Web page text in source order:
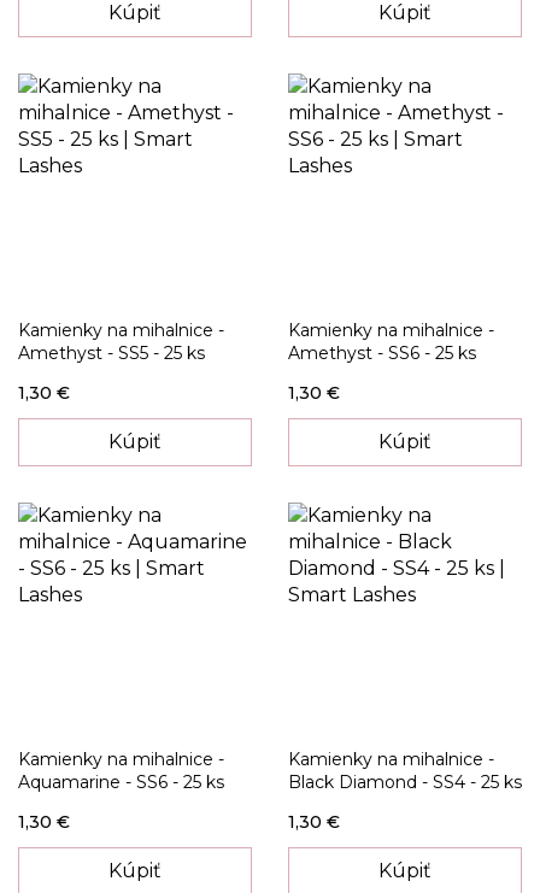
Kúpiť Kúpiť
Kamienky na mihalnice -
Amethyst - SS5 - 25 ks
1,30 €
Kúpiť
Kamienky na mihalnice -
Amethyst - SS6 - 25 ks
1,30 €
Kúpiť
Kamienky na mihalnice -
Aquamarine - SS6 - 25 ks
1,30 €
Kúpiť
Kamienky na mihalnice -
Black Diamond - SS4 - 25 ks
1,30 €
Kúpiť